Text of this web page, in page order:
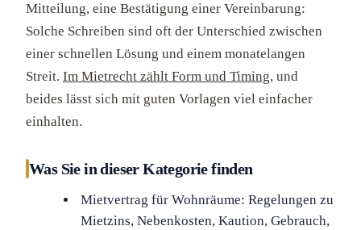
Mitteilung, eine Bestätigung einer Vereinbarung:
Solche Schreiben sind oft der Unterschied zwischen
einer schnellen Lösung und einem monatelangen
Streit. Im Mietrecht zählt Form und Timing, und
beides lässt sich mit guten Vorlagen viel einfacher
einhalten.
Was Sie in dieser Kategorie finden
Mietvertrag für Wohnräume: Regelungen zu
Mietzins, Nebenkosten, Kaution, Gebrauch,